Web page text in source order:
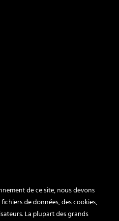
de ce site, nous devons
de données, des cookies,
La plupart des grands